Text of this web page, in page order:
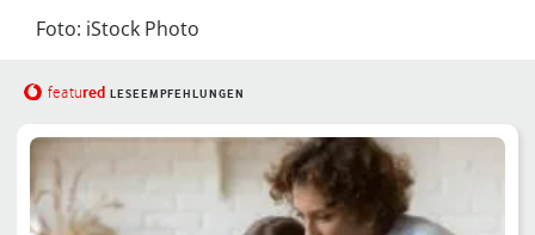
Foto: iStock Photo
featured LESEEMPFEHLUNGEN